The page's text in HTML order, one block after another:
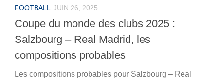
FOOTBALL JUIN 26, 2025
Coupe du monde des clubs 2025 :
Salzbourg – Real Madrid, les
compositions probables
Les compositions probables pour Salzbourg – Real